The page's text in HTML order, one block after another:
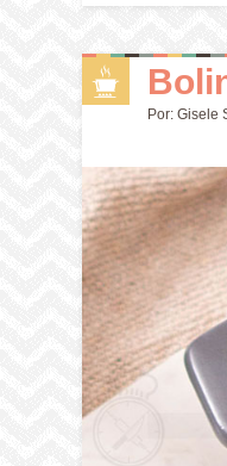
Por: Gisele